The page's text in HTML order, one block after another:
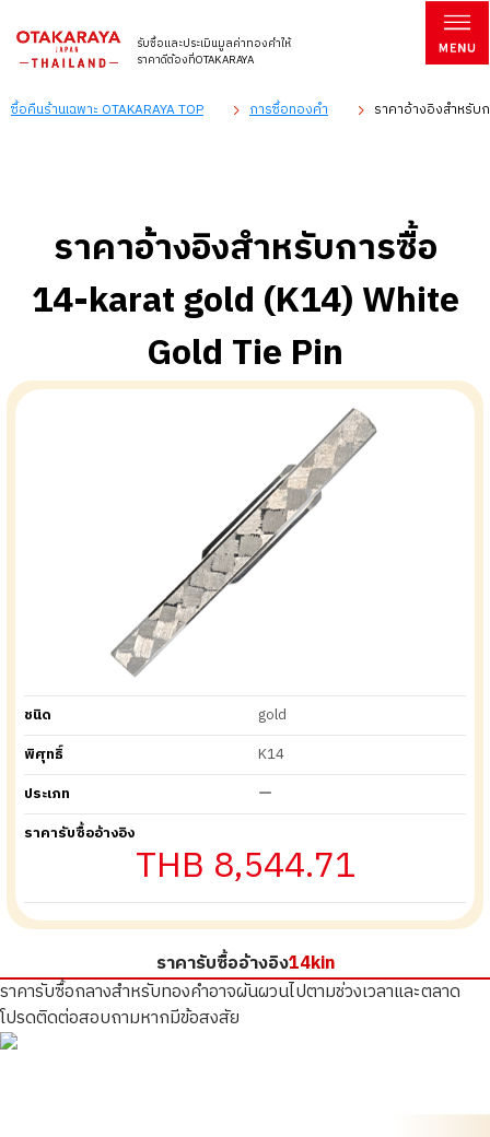
รับซื้อและประเมินมูลค่าทองคำให้
ราคาดีต้องที่OTAKARAYA
ซื้อคืนร้านเฉพาะ OTAKARAYA TOP การซื้อทองคำ ราคาอ้างอิงสำหรับ
ราคาอ้างอิงสำหรับการซื้อ
14-karat gold (K14) White
Gold Tie Pin
ชนิด
gold
พิศุทธิ์
K14
ประเภท
ー
ราคารับซื้ออ้างอิง
THB 8,544.71
ราคารับซื้ออ้างอิง14kin
ราคารับซื้อกลางสำหรับทองคำอาจผันผวนไปตามช่วงเวลาและตลาด
โปรดติดต่อสอบถามหากมีข้อสงสัย